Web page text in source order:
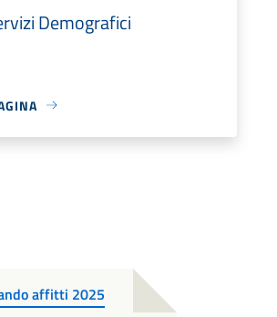
Demografici
affitti 2025